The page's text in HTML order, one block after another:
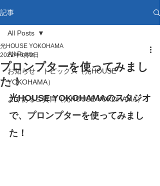
記事
All Posts
お知らせ・トピックス（光HOUSE
YOKOHAMA）
よくあるご質問（光HOUSE YOKOHAMA）
All Posts
プロンプターを使ってみまし
た！
光HOUSE YOKOHAMA
2022年6月9日
光HOUSE YOKOHAMAのスタジオ
で、プロンプターを使ってみまし
た！